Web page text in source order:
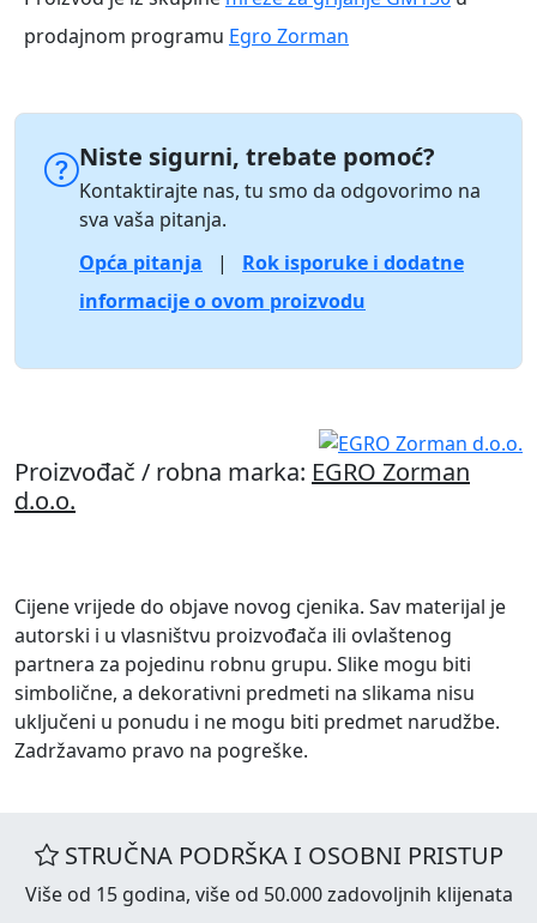
prodajnom programu Egro Zorman
Niste sigurni, trebate pomoć?
Kontaktirajte nas, tu smo da odgovorimo na
sva vaša pitanja.
Opća pitanja
|
Rok isporuke i dodatne
informacije o ovom proizvodu
Proizvođač / robna marka: EGRO Zorman
d.o.o.
Cijene vrijede do objave novog cjenika. Sav materijal je
autorski i u vlasništvu proizvođača ili ovlaštenog
partnera za pojedinu robnu grupu. Slike mogu biti
simbolične, a dekorativni predmeti na slikama nisu
uključeni u ponudu i ne mogu biti predmet narudžbe.
Zadržavamo pravo na pogreške.
STRUČNA PODRŠKA I OSOBNI PRISTUP
Više od 15 godina, više od 50.000 zadovoljnih klijenata